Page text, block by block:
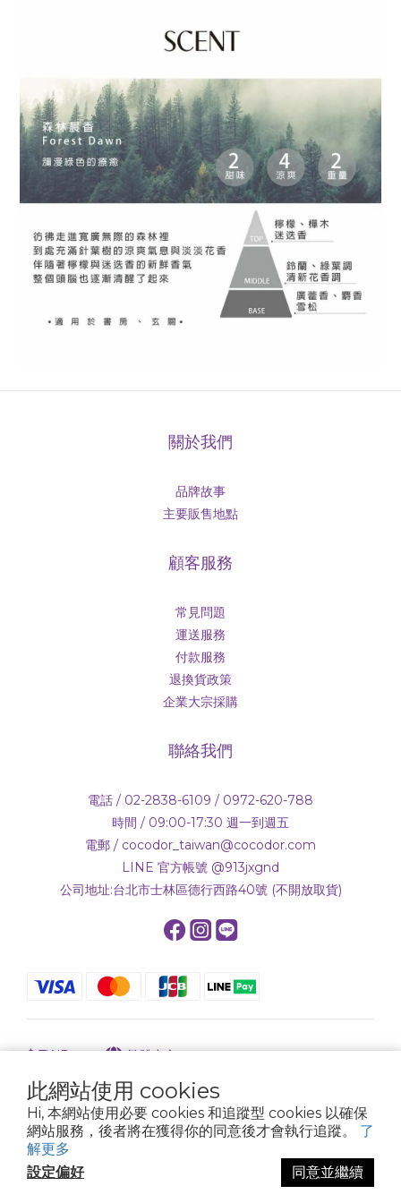
此網站使用 cookies
Hi, 本網站使用必要 cookies 和追蹤型 cookies 以確保
網站服務，後者將在獲得你的同意後才會執行追蹤。 了
解更多
設定偏好
同意並繼續
關於我們
品牌故事
主要販售地點
顧客服務
常見問題
運送服務
付款服務
退換貨政策
企業大宗採購
聯絡我們
電話 / 02-2838-6109 / 0972-620-788
時間 / 09:00-17:30 週一到週五
電郵 / cocodor_taiwan@cocodor.com
LINE 官方帳號 @913jxgnd
公司地址:台北市士林區德行西路40號 (不開放取貨)
$ TWD 繁體中文